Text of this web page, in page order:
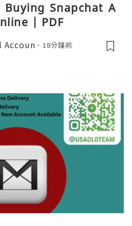
Snapchat A
| PDF
Accoun 18分鐘前